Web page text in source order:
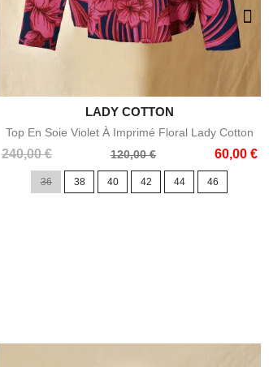
Aperçu rapide
LADY COTTON
Top En Soie Violet À Imprimé Floral Lady Cotton
240,00 €
Prix
120,00 € 60,00 €
Prix
36 38 40 42 44 46